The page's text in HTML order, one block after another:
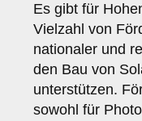
Es gibt für
Vielzahl von
nationaler und
den Bau von
unterstützen.
sowohl für